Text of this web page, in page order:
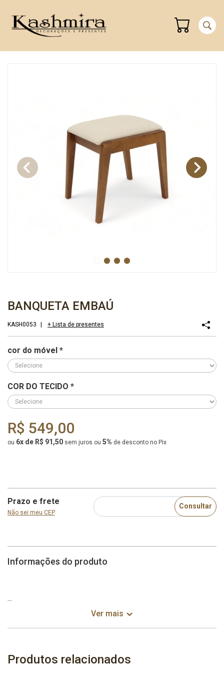
BANQUETA EMBAÚ
KASH0053 + Lista de presentes
cor do móvel *
COR DO TECIDO *
R$ 549,00
ou 6x de R$ 91,50 sem juros ou 5% de desconto no Pix
Prazo e frete
Não sei meu CEP
Consultar
Informações do produto
Banqueta Embaú
Ver mais
Produtos relacionados